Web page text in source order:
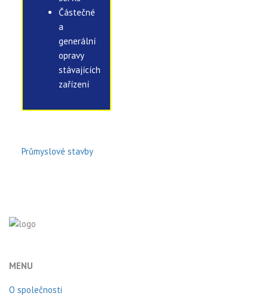
Částečné
a
generální
opravy
stávajících
zařízení
Průmyslové stavby
MENU
O společnosti